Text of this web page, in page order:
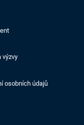
výzvy
osobních údajů